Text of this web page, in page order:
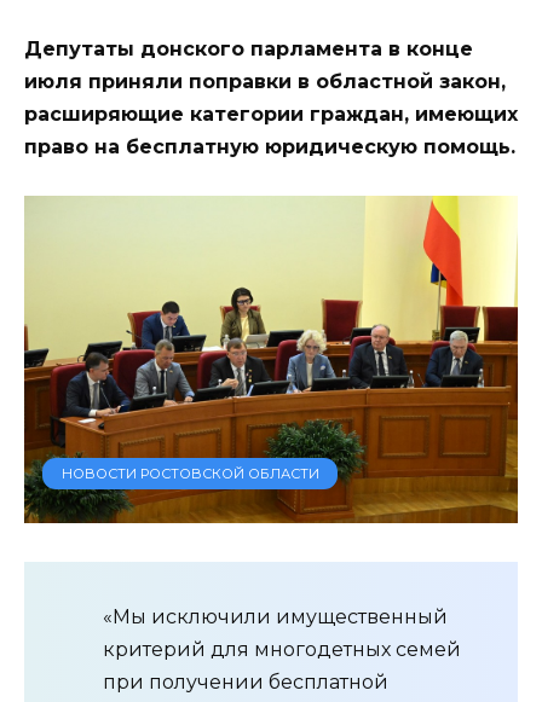
Депутаты донского парламента в конце
июля приняли поправки в областной закон,
расширяющие категории граждан, имеющих
право на бесплатную юридическую помощь.
НОВОСТИ РОСТОВСКОЙ ОБЛАСТИ
«Мы исключили имущественный
критерий для многодетных семей
при получении бесплатной